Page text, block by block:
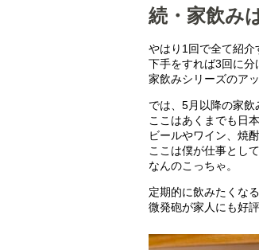
続・家飲み
やはり1回で全て紹介
下手をすれば3回に分
家飲みシリーズのア
では、5月以降の家飲
ここはあくまでも日本
ビールやワイン、焼
ここは僕が仕事とし
なんのこっちゃ。
定期的に飲みたくなる
微発砲が家人にも好評